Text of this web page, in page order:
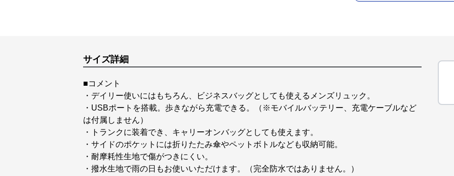
サイズ詳細
■コメント
・デイリー使いにはもちろん、ビジネスバッグとしても使えるメンズリュック。
・USBポートを搭載。歩きながら充電できる。（※モバイルバッテリー、充電ケーブルなど
は付属しません）
・トランクに装着でき、キャリーオンバッグとしても使えます。
・サイドのポケットには折りたたみ傘やペットボトルなども収納可能。
・耐摩耗性生地で傷がつきにくい。
・撥水生地で雨の日もお使いいただけます。（完全防水ではありません。）